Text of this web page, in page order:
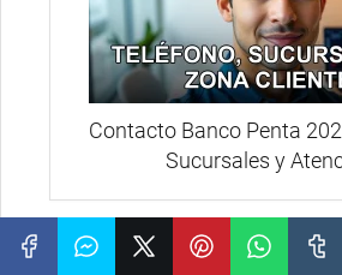
Contacto Banco Penta
Sucursales y